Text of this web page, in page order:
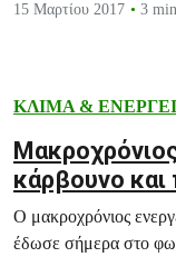
15 Μαρτίου 2017
3
ΚΛΙΜΑ &
κάρβουνο και
Ο μακροχρόνιος
έδωσε σήμερα στο φως